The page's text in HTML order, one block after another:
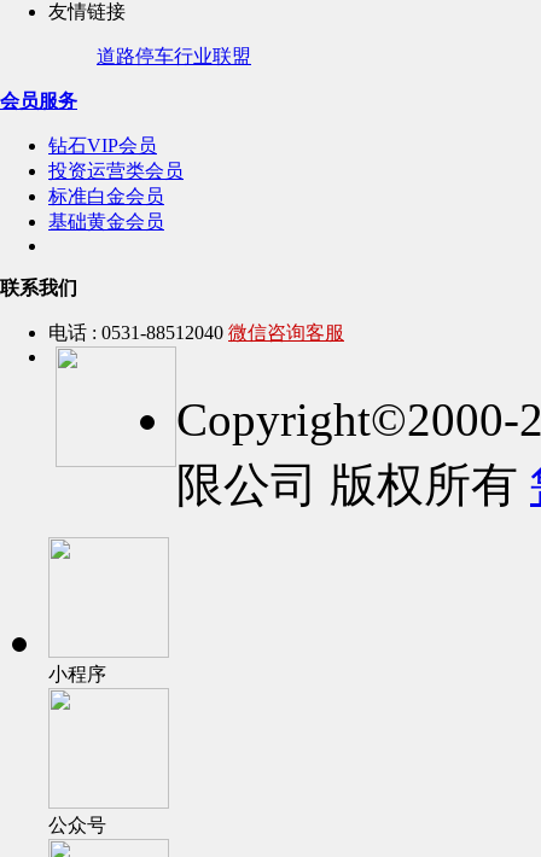
友情链接
道路停车行业联盟
会员服务
钻石VIP会员
投资运营类会员
标准白金会员
基础黄金会员
联系我们
电话 : 0531-88512040 微信咨询客服
Copyright©2000-
限公司 版权所有
小程序
公众号